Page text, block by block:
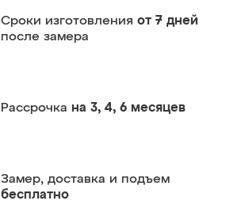
Сроки изготовления от 7 дней
после замера
Рассрочка на 3, 4, 6 месяцев
Замер, доставка и подъем
бесплатно